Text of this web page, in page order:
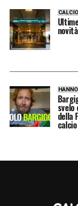
svelo
della
calcio